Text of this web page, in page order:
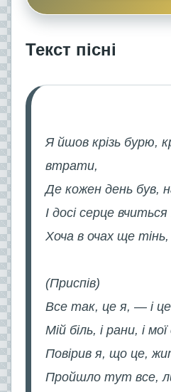
Текст пісні
Я йшов крізь бурю,
втрати,
Де кожен день був,
І досі серце
Хоча в очах ще тінь,
(Приспів)
Все так, це я, — і
Мій біль, і рани, і
Повірив я, що це,
Пройшло тут все,